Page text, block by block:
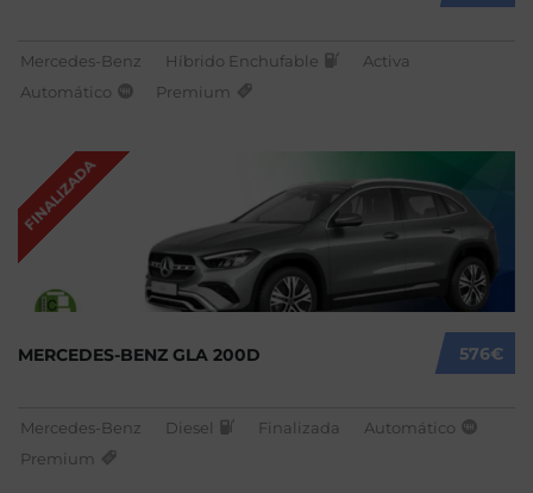
Mercedes-Benz Híbrido Enchufable
Activa
Automático
Premium
FINALIZADA
576€
MERCEDES-BENZ GLA 200D
Mercedes-Benz Diesel Finalizada
Automático
Premium